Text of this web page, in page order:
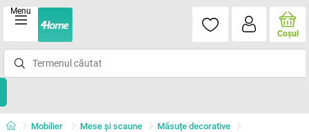
Menu
Coşul
Mobilier Mese şi scaune Măsuțe decorative